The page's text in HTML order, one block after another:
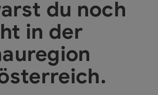
du noch
in der